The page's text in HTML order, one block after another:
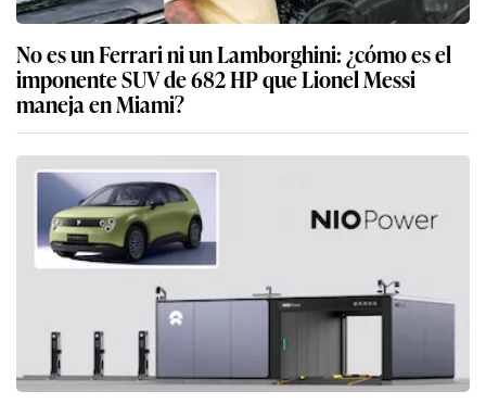
No es un Ferrari ni un Lamborghini: ¿cómo es el
imponente SUV de 682 HP que Lionel Messi
maneja en Miami?